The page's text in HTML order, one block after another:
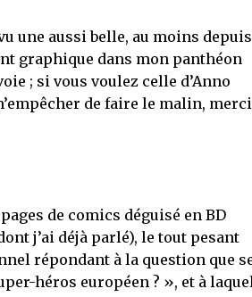
une aussi belle, au moins depuis
graphique dans mon panthéon
; si vous voulez celle d’Anno
de faire le malin, merci
de comics déguisé en BD
j’ai déjà parlé), le tout pesant
répondant à la question que
héros européen ? », et à